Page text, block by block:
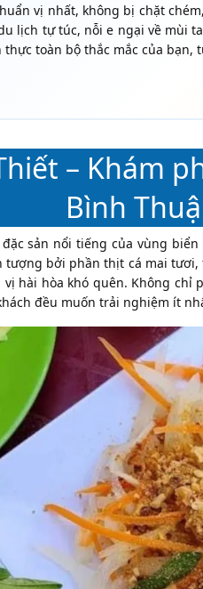
vị nhất, không bị chặt
lịch tự túc, nỗi e ngại về mùi
thực toàn bộ thắc mắc của
– Khám
Bình
sản nổi tiếng của vùng
tượng bởi phần thịt cá mai
hài hòa khó quên. Không
đều muốn trải nghiệm ít